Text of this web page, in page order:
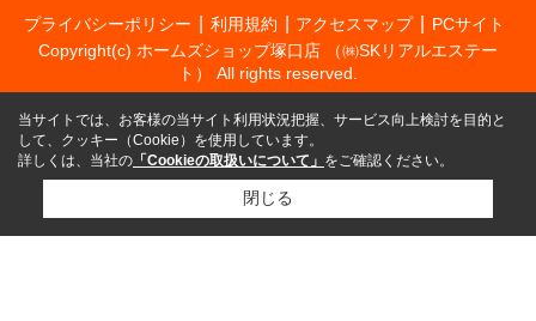
プライバシーポリシー 利用規約 アクセスマップ
PCサイト
Copyright(c) ホームズショップ塚口店 （㈱SKリアルエステー
ト） All rights reserved.
当サイトでは、お客様の当サイト利用状況把握、サービス向上検討を目的と
して、クッキー（Cookie）を使用しています。
詳しくは、当社の 「Cookieの取扱いについて」 をご確認ください。
閉じる